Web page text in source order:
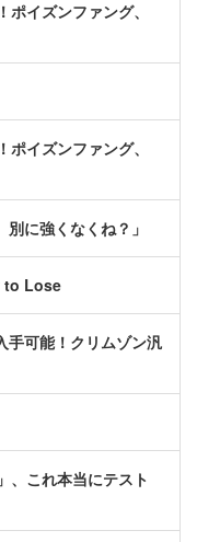
ポイズンファング、
ポイズンファング、
に強くなくね？」
to Lose
手可能！クリムゾン汎
、これ本当にテスト